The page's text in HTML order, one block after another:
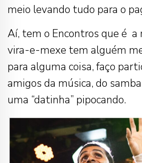
meio levando tudo para o
Aí, tem o Encontros que é a
vira-e-mexe tem alguém
para alguma coisa, faço
amigos da música, do
uma “datinha” pipocando.